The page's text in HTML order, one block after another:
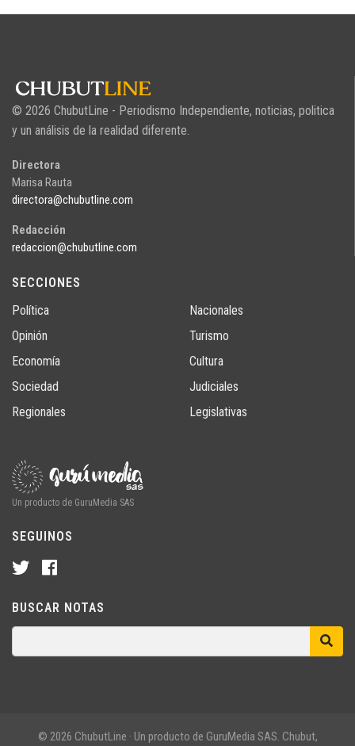
© 2026 ChubutLine - Periodismo Independiente, noticias, politica
y un análisis de la realidad diferente.
Directora
Marisa Rauta
directora@chubutline.com
Redacción
redaccion@chubutline.com
SECCIONES
Política
Opinión
Economía
Sociedad
Regionales
Nacionales
Turismo
Cultura
Judiciales
Legislativas
Un producto de GuruMedia SAS
SEGUINOS
BUSCAR NOTAS
© 2026 ChubutLine · Un producto de GuruMedia SAS. Chubut,